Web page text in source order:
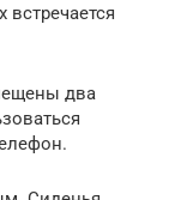
два